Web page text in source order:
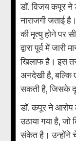
डॉ. विजय कपूर ने
नाराजगी जताई
की मृत्यु होने पर
द्वारा पूर्व में
खिलाफ है। इस
अनदेखी है, बल्कि
सकती है, जिसके
डॉ. कपूर ने आरोप
उठाया गया है,
संकेत है। उन्होंने